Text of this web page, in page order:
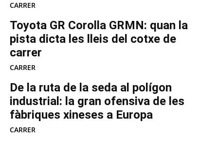
CARRER
Toyota GR Corolla GRMN: quan la
pista dicta les lleis del cotxe de
carrer
CARRER
De la ruta de la seda al polígon
industrial: la gran ofensiva de les
fàbriques xineses a Europa
CARRER